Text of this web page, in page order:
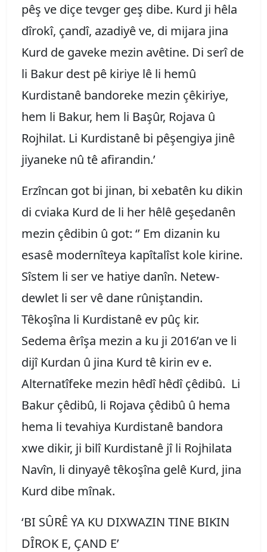
pêş ve diçe tevger geş dibe. Kurd ji hêla
dîrokî, çandî, azadiyê ve, di mijara jina
Kurd de gaveke mezin avêtine. Di serî de
li Bakur dest pê kiriye lê li hemû
Kurdistanê bandoreke mezin çêkiriye,
hem li Bakur, hem li Başûr, Rojava û
Rojhilat. Li Kurdistanê bi pêşengiya jinê
jiyaneke nû tê afirandin.’
Erzîncan got bi jinan, bi xebatên ku dikin
di cviaka Kurd de li her hêlê geşedanên
mezin çêdibin û got: ‘’ Em dizanin ku
esasê modernîteya kapîtalîst kole kirine.
Sîstem li ser ve hatiye danîn. Netew-
dewlet li ser vê dane rûniştandin.
Têkoşîna li Kurdistanê ev pûç kir.
Sedema êrîşa mezin a ku ji 2016’an ve li
dijî Kurdan û jina Kurd tê kirin ev e.
Alternatîfeke mezin hêdî hêdî çêdibû. Li
Bakur çêdibû, li Rojava çêdibû û hema
hema li tevahiya Kurdistanê bandora
xwe dikir, ji bilî Kurdistanê jî li Rojhilata
Navîn, li dinyayê têkoşîna gelê Kurd, jina
Kurd dibe mînak.
‘BI SÛRÊ YA KU DIXWAZIN TINE BIKIN
DÎROK E, ÇAND E’